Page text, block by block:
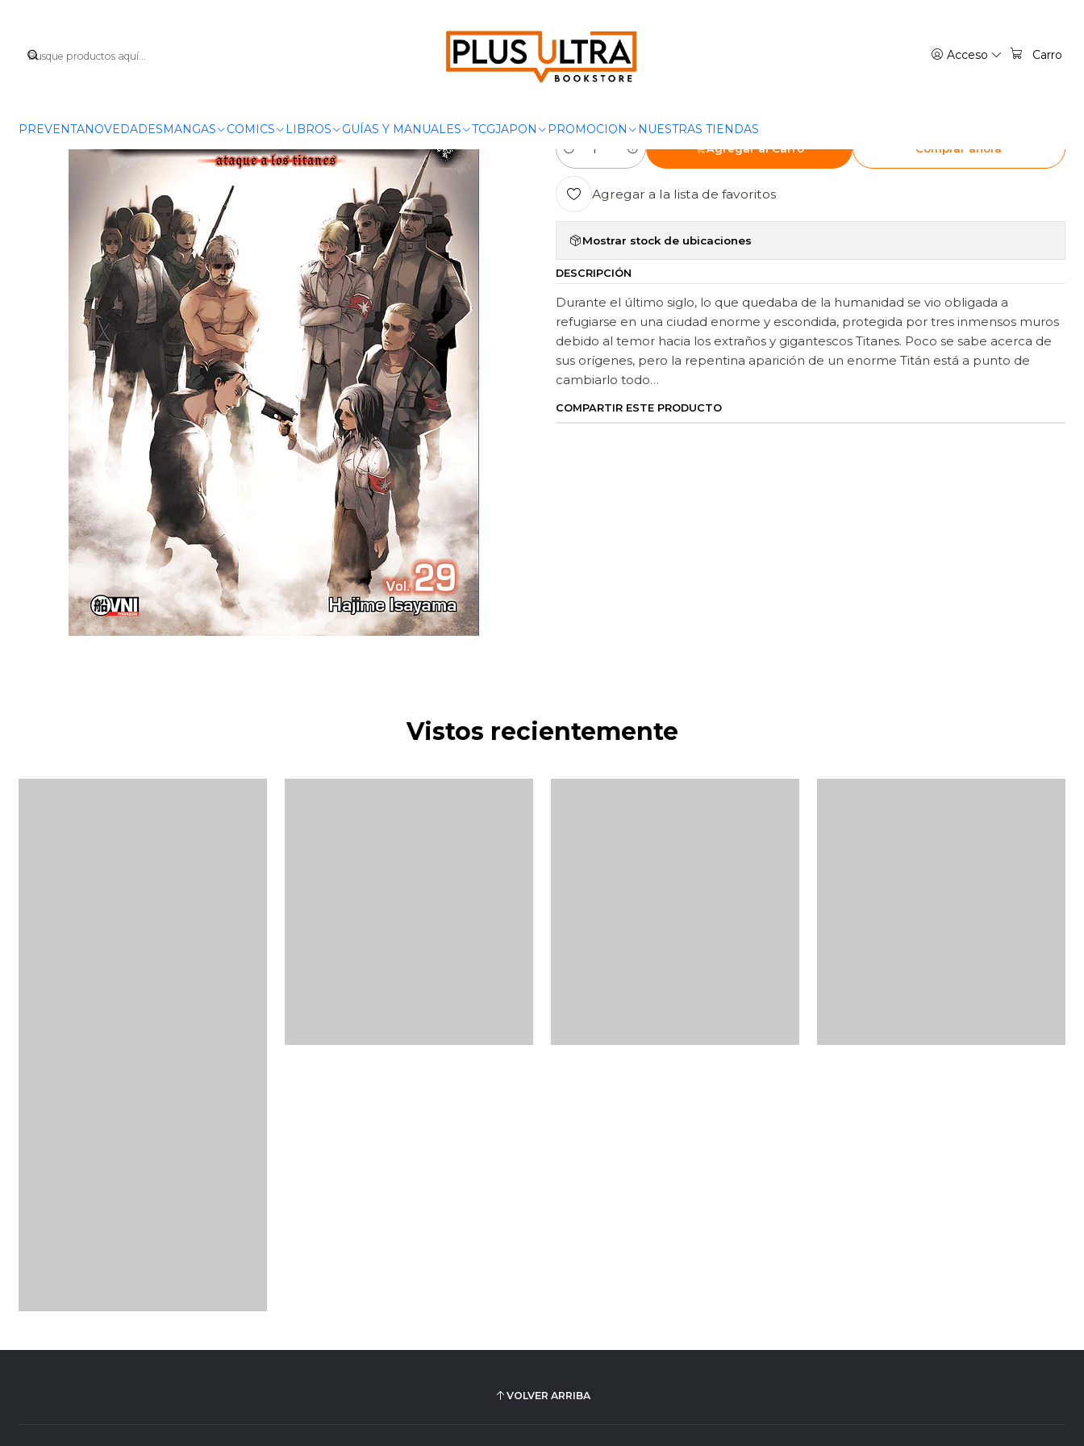
Acceso Carro
PREVENTANOVEDADESMANGAS COMICS LIBROS GUÍAS Y MANUALES TCGJAPON PROMOCION NUESTRAS TIENDAS
|
ATTACK ON TITAN 29 - OVNIPRESS
Cantidad
Agregar al Carro Comprar ahora
Agregar a la lista de favoritos
Mostrar stock de ubicaciones
DESCRIPCIÓN
Durante el último siglo, lo que quedaba de la humanidad se vio obligada a
refugiarse en una ciudad enorme y escondida, protegida por tres inmensos muros
debido al temor hacia los extraños y gigantescos Titanes. Poco se sabe acerca de
sus orígenes, pero la repentina aparición de un enorme Titán está a punto de
cambiarlo todo…
COMPARTIR ESTE PRODUCTO
Vistos recientemente
VOLVER ARRIBA